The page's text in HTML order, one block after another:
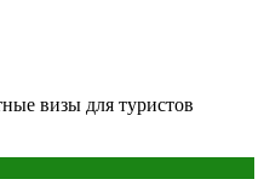
визы для туристов